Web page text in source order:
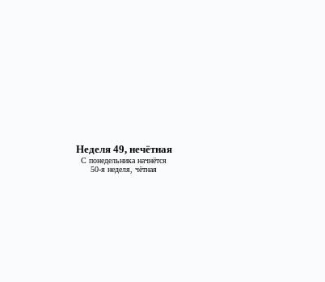
Неделя 49, нечётная
С понедельника начнётся
50-я неделя, чётная